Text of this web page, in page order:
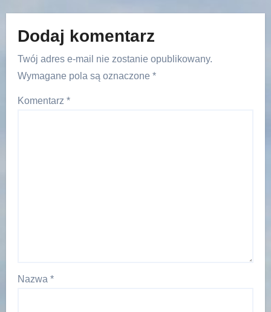
Dodaj komentarz
Twój adres e-mail nie zostanie opublikowany.
Wymagane pola są oznaczone *
Komentarz *
Nazwa *